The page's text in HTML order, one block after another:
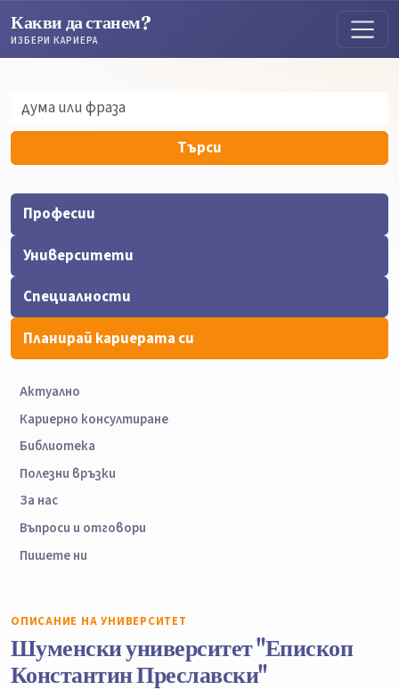
Какви да станем?
ИЗБЕРИ КАРИЕРА
Търси
Професии
Университети
Специалности
Планирай кариерата си
Актуално
Кариерно консултиране
Библиотека
Полезни връзки
За нас
Въпроси и отговори
Пишете ни
ОПИСАНИЕ НА УНИВЕРСИТЕТ
Шуменски университет "Епископ
Константин Преславски"